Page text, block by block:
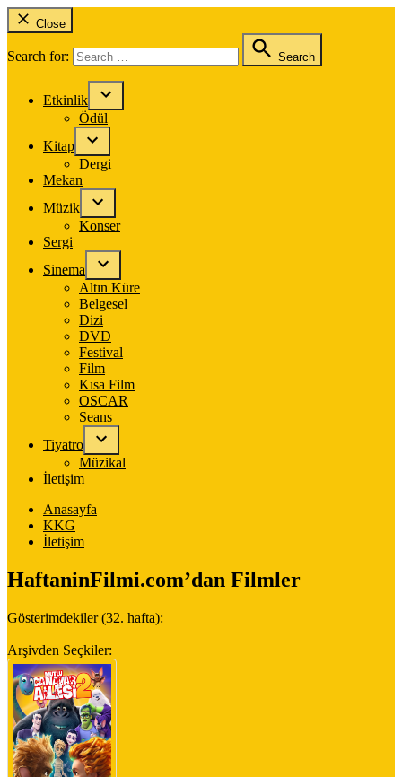
Close
Search for: Search
Etkinlik
Ödül
Kitap
Dergi
Mekan
Müzik
Konser
Sergi
Sinema
Altın Küre
Belgesel
Dizi
DVD
Festival
Film
Kısa Film
OSCAR
Seans
Tiyatro
Müzikal
İletişim
Anasayfa
KKG
İletişim
HaftaninFilmi.com’dan Filmler
Gösterimdekiler (32. hafta):
Arşivden Seçkiler: